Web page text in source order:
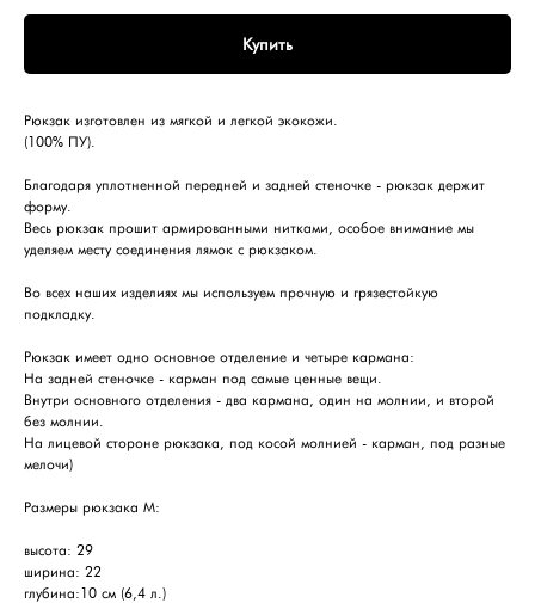
Купить
Рюкзак изготовлен из мягкой и легкой экокожи.
(100% ПУ).
Благодаря уплотненной передней и задней стеночке - рюкзак держит
форму.
Весь рюкзак прошит армированными нитками, особое внимание мы
уделяем месту соединения лямок с рюкзаком.
Во всех наших изделиях мы используем прочную и грязестойкую
подкладку.
Рюкзак имеет одно основное отделение и четыре кармана:
На задней стеночке - карман под самые ценные вещи.
Внутри основного отделения - два кармана, один на молнии, и второй
без молнии.
На лицевой стороне рюкзака, под косой молнией - карман, под разные
мелочи)
Размеры рюкзака M:
высота: 29
ширина: 22
глубина:10 см (6,4 л.)